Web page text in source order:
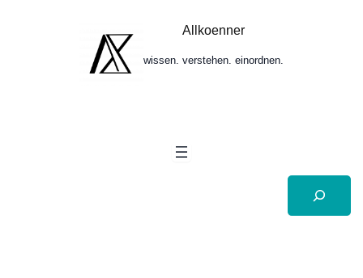
Allkoenner
wissen. verstehen. einordnen.
Suchen